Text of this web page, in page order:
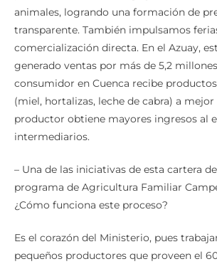
animales, logrando una formación de
transparente. También impulsamos
comercialización directa. En el Azuay,
generado ventas por más de 5,2
consumidor en Cuenca recibe
(miel, hortalizas, leche de cabra) a mejor
productor obtiene mayores ingresos al
intermediarios.
– Una de las iniciativas de esta cartera
programa de Agricultura Familiar
¿Cómo funciona este proceso?
Es el corazón del Ministerio, pues
pequeños productores que proveen el